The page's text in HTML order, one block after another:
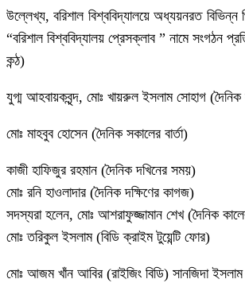
উল্লেখ্য, বরিশাল বিশ্ববিদ্যালয়ে অধ্যয়নরত বিভিন্ন
“বরিশাল বিশ্ববিদ্যালয় প্রেসক্লাব ” নামে সংগঠন
কন্ঠ)
যুগ্ম আহবায়কবৃন্দ, মোঃ খায়রুল ইসলাম সোহাগ
মোঃ মাহবুব হোসেন (দৈনিক সকালের বার্তা)
কাজী হাফিজুর রহমান (দৈনিক দখিনের সময়)
মোঃ রনি হাওলাদার (দৈনিক দক্ষিণের কাগজ)
সদস্যরা হলেন, মোঃ আশরাফুজ্জামান শেখ (দৈনিক
মোঃ তরিকুল ইসলাম (বিডি ক্রাইম টুয়েন্টি ফোর)
মোঃ আজম খাঁন আবির (রাইজিং বিডি) সানজিদা